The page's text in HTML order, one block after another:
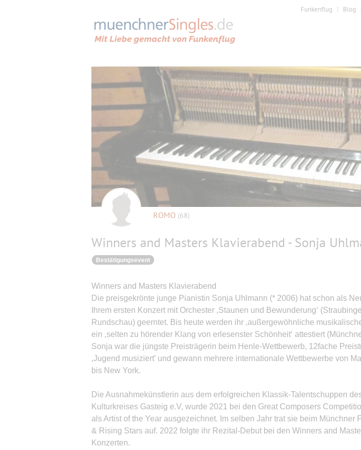
Funkenflug Blog
ROMO (68)
Winners and Masters Klavierabend - Sonja
Bestätigungsevent
Winners and Masters Klavierabend
Die preisgekrönte junge Pianistin Sonja Uhlmann (* 2006) hat schon als
Ihrem ersten Konzert mit Orchester ‚Staunen und Bewunderung‘
Rundschau) geerntet. Bis heute werden ihr ‚außergewöhnliche
ein ‚selten zu hörender Klang von erlesenster Schönheit‘ attestiert
Sonja war die jüngste Preisträgerin beim Henle-Wettbewerb, 12fache
‚Jugend musiziert’ und gewann mehrere internationale Wettbewerbe von
bis New York.
Die Ausnahmekünstlerin aus dem erfolgreichen Klassik-Talentschuppen
Kulturkreises Gasteig e.V, wurde 2021 bei den Great Composers
als Artist of the Year ausgezeichnet. Im selben Jahr trat sie beim Münchner
& Rising Stars auf. 2022 folgte ihr Rezital-Debut bei den Winners and
Konzerten.